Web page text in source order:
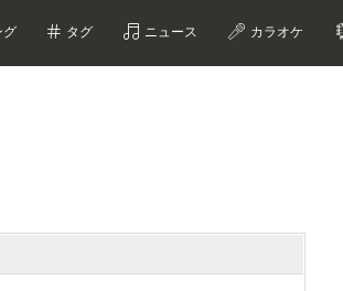
グ タグ ニュース カラオケ